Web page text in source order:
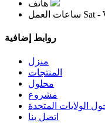
هاتف
ساعات العمل Sat -
روابط إضافية
منزل
المنتجات
محلول
مشروع
الولايات المتحدة
اتصل بنا